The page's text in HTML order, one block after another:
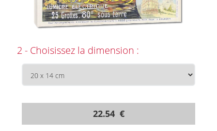
2 - Choisissez la dimension :
22.54 €